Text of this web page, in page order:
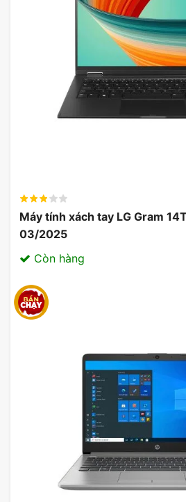
Máy tính xách tay LG Gram
03/2025
Còn hàng